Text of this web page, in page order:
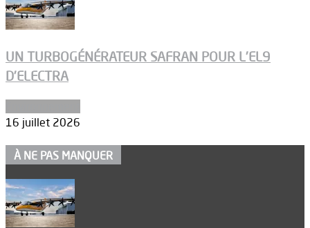
UN TURBOGÉNÉRATEUR SAFRAN POUR L’EL9
D’ELECTRA
16 juillet 2026
À NE PAS MANQUER